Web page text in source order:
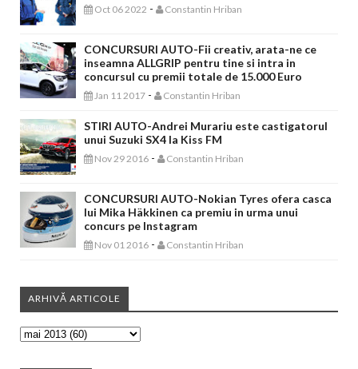
Oct 06 2022 - Constantin Hriban
CONCURSURI AUTO-Fii creativ, arata-ne ce
inseamna ALLGRIP pentru tine si intra in
concursul cu premii totale de 15.000 Euro
Jan 11 2017 - Constantin Hriban
STIRI AUTO-Andrei Murariu este castigatorul
unui Suzuki SX4 la Kiss FM
Nov 29 2016 - Constantin Hriban
CONCURSURI AUTO-Nokian Tyres ofera casca
lui Mika Häkkinen ca premiu in urma unui
concurs pe Instagram
Nov 01 2016 - Constantin Hriban
ARHIVĂ ARTICOLE